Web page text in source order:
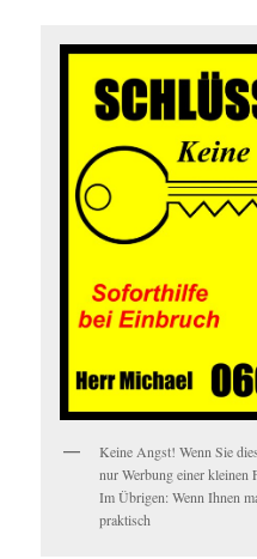
Keine Angst! Wenn Sie
nur Werbung einer
Im Übrigen: Wenn Ihnen
praktisch